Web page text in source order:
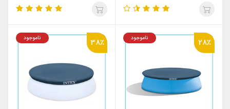
28٪ ناموجود 38٪ ناموجود